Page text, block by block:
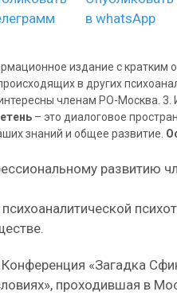
издание с кратким
в других
членам РО-Москва. 3.
– это диалоговое
знаний и общее развитие.
развитию
«Загадка
проходившая в